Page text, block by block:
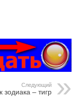
Следующий
зодиака – тигр